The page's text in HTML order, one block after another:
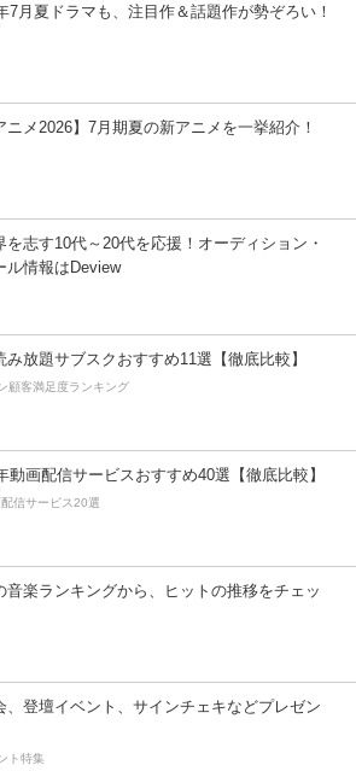
7月夏ドラマも、注目作＆話題作が勢ぞろい！
ニメ2026】7月期夏の新アニメを一挙紹介！
を志す10代～20代を応援！オーディション・
ル情報はDeview
み放題サブスクおすすめ11選【徹底比較】
顧客満足度ランキング
動画配信サービスおすすめ40選【徹底比較】
信サービス20選
音楽ランキングから、ヒットの推移をチェッ
、登壇イベント、サインチェキなどプレゼン
ト特集